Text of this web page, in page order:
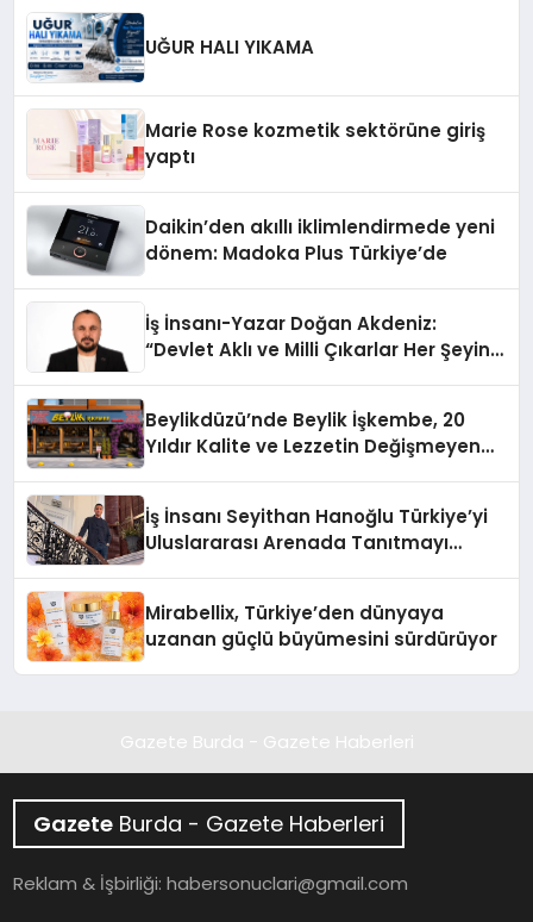
UĞUR HALI YIKAMA
Marie Rose kozmetik sektörüne giriş
yaptı
Daikin’den akıllı iklimlendirmede yeni
dönem: Madoka Plus Türkiye’de
İş İnsanı-Yazar Doğan Akdeniz:
“Devlet Aklı ve Milli Çıkarlar Her Şeyin
Beylikdüzü’nde Beylik İşkembe, 20
Yıldır Kalite ve Lezzetin Değişmeyen
İş İnsanı Seyithan Hanoğlu Türkiye’yi
Uluslararası Arenada Tanıtmayı
Mirabellix, Türkiye’den dünyaya
uzanan güçlü büyümesini sürdürüyor
Gazete Burda - Gazete Haberleri
Gazete Burda - Gazete Haberleri
Reklam & İşbirliği:habersonuclari@gmail.com